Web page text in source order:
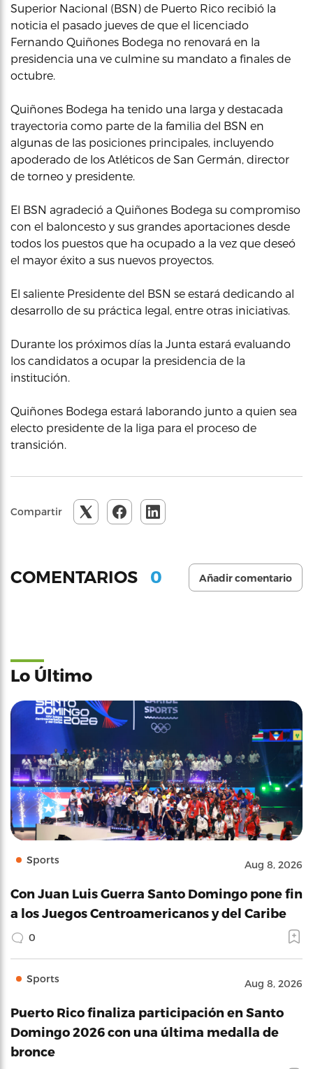
Superior Nacional (BSN) de Puerto Rico recibió la
noticia el pasado jueves de que el licenciado
Fernando Quiñones Bodega no renovará en la
presidencia una ve culmine su mandato a finales de
octubre.
Quiñones Bodega ha tenido una larga y destacada
trayectoria como parte de la familia del BSN en
algunas de las posiciones principales, incluyendo
apoderado de los Atléticos de San Germán, director
de torneo y presidente.
El BSN agradeció a Quiñones Bodega su compromiso
con el baloncesto y sus grandes aportaciones desde
todos los puestos que ha ocupado a la vez que deseó
el mayor éxito a sus nuevos proyectos.
El saliente Presidente del BSN se estará dedicando al
desarrollo de su práctica legal, entre otras iniciativas.
Durante los próximos días la Junta estará evaluando
los candidatos a ocupar la presidencia de la
institución.
Quiñones Bodega estará laborando junto a quien sea
electo presidente de la liga para el proceso de
transición.
Compartir
COMENTARIOS 0 Añadir comentario
Lo Último
Sports Aug 8, 2026
Con Juan Luis Guerra Santo Domingo pone fin
a los Juegos Centroamericanos y del Caribe
0
Sports Aug 8, 2026
Puerto Rico finaliza participación en Santo
Domingo 2026 con una última medalla de
bronce